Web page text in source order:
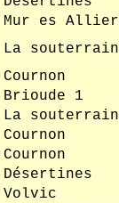
Mur es Allier
La
Cournon
Brioude 1
La
Cournon
Cournon
Désertines
Volvic